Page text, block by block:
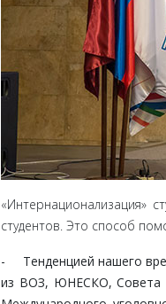
«Интернационализация»
студентов. Это способ
- Тенденцией нашего
из ВОЗ, ЮНЕСКО, Совета